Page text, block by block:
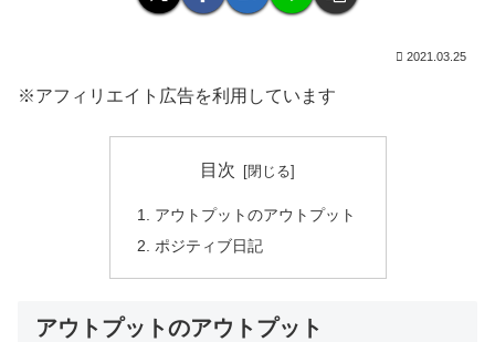
2021.03.25
※アフィリエイト広告を利用しています
目次
アウトプットのアウトプット
ポジティブ日記
アウトプットのアウトプット